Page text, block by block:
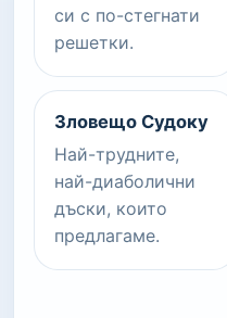
си с по-стегнати
решетки.
Зловещо Судоку
Най-трудните,
най-диаболични
дъски, които
предлагаме.